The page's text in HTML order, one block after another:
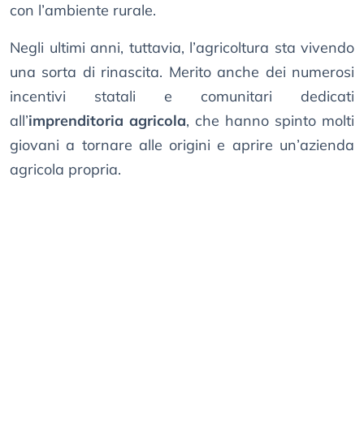
con l’ambiente rurale.
Negli ultimi anni, tuttavia, l’agricoltura sta vivendo
una sorta di rinascita. Merito anche dei numerosi
incentivi statali e comunitari dedicati
all’imprenditoria agricola, che hanno spinto molti
giovani a tornare alle origini e aprire un’azienda
agricola propria.